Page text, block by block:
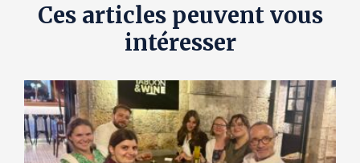
Ces articles peuvent vous
intéresser